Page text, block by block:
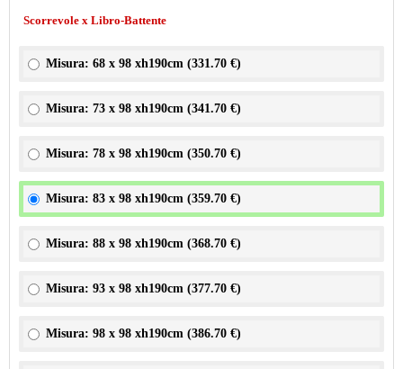
Scorrevole x Libro-Battente
Misura: 68 x 98 xh190cm (331.70 €)
Misura: 73 x 98 xh190cm (341.70 €)
Misura: 78 x 98 xh190cm (350.70 €)
Misura: 83 x 98 xh190cm (359.70 €)
Misura: 88 x 98 xh190cm (368.70 €)
Misura: 93 x 98 xh190cm (377.70 €)
Misura: 98 x 98 xh190cm (386.70 €)